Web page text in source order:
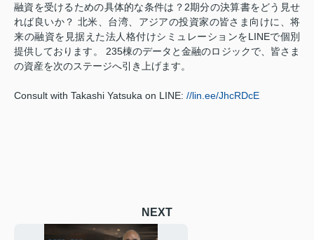
融資を受けるための具体的な条件は？2期分の決算書をどう見せ
れば良いか？ 北米、台湾、アジアの投資家の皆さま向けに、将
来の融資を見据えた法人格付けシミュレーションをLINEで個別
提供しております。 235棟のデータと金融のロジックで、皆さま
の資産を次のステージへ引き上げます。
Consult with Takashi Yatsuka on LINE: //lin.ee/JhcRDcE
NEXT